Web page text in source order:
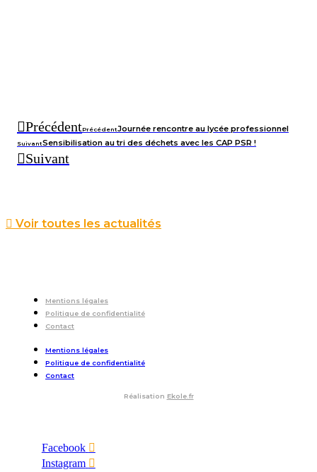
PrécédentPrécédentJournée rencontre au lycée professionnel
SuivantSensibilisation au tri des déchets avec les CAP PSR !
Suivant
Voir toutes les actualités
Mentions légales
Politique de confidentialité
Contact
Mentions légales
Politique de confidentialité
Contact
Réalisation Ekole.fr
Facebook
Instagram